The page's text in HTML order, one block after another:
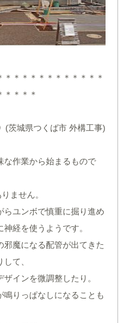
＊＊＊＊＊＊＊＊＊＊＊＊
＊＊＊＊
城県つくば市 外構工事)
な作業から始まるもので
ません。
らユンボで慎重に掘り進め
経を使うようです。
邪魔になる配管が出てきた
て、
インを微調整したり。
りっぱなしになることも